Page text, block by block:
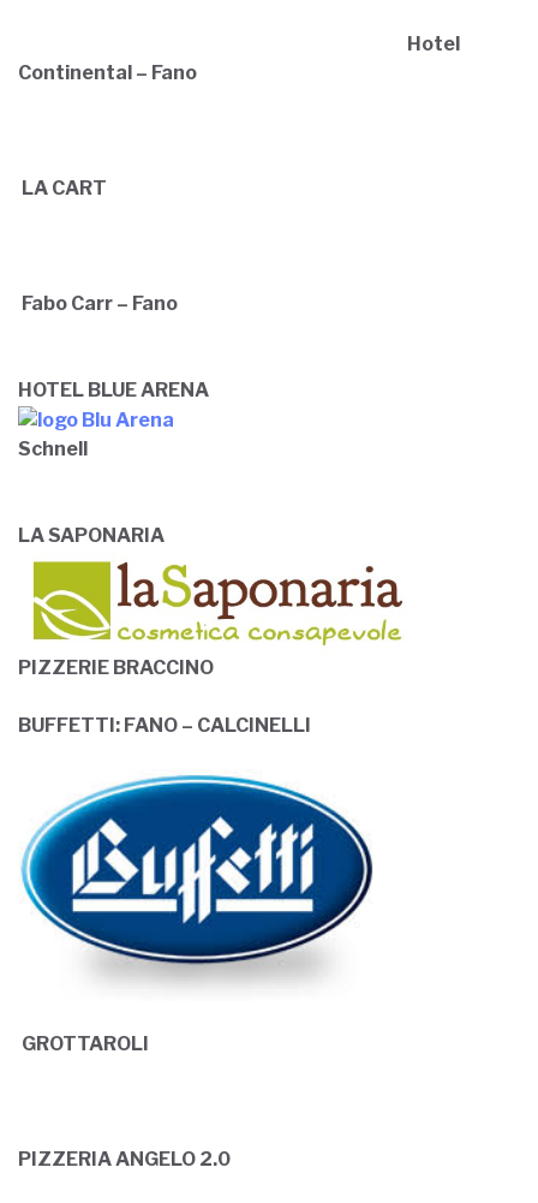
Hotel
Continental – Fano
LA CART
Fabo Carr – Fano
HOTEL BLUE ARENA
Schnell
LA SAPONARIA
PIZZERIE BRACCINO
BUFFETTI: FANO – CALCINELLI
GROTTAROLI
PIZZERIA ANGELO 2.0